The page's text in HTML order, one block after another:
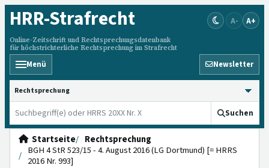
HRR-Strafrecht
Online-Zeitschrift und Rechtsprechungsdatenbank
für höchstrichterliche Rechtsprechung im Strafrecht
A- A+
Menü Newsletter
HRRS durchsuchen
Suchen
Startseite
Rechtsprechung
BGH 4 StR 523/15 - 4. August 2016 (LG Dortmund) [= HRRS
2016 Nr. 993]